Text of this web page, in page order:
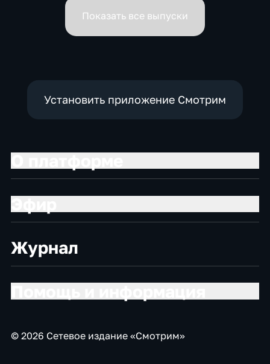
Показать все выпуски
Установить приложение Смотрим
Журнал
© 2026 Сетевое издание «Смотрим»